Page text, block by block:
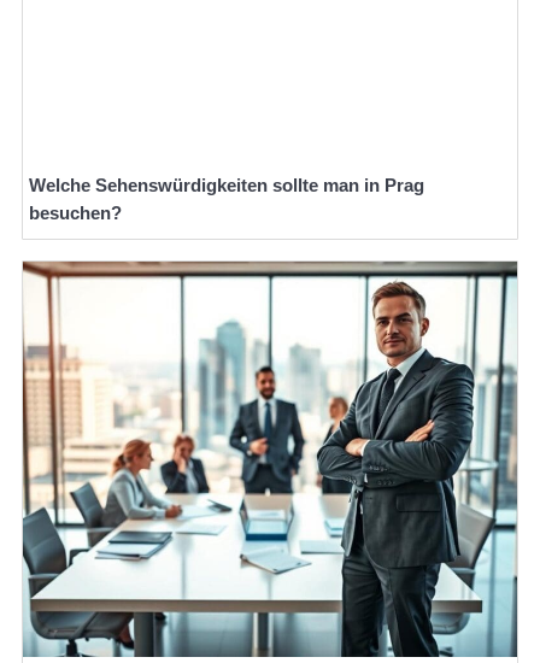
Welche Sehenswürdigkeiten sollte man in Prag
besuchen?